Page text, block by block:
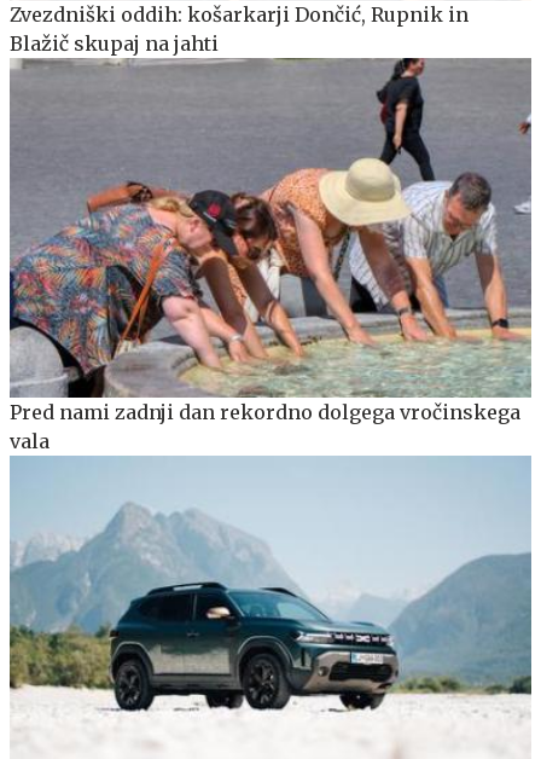
Zvezdniški oddih: košarkarji Dončić, Rupnik in
Blažič skupaj na jahti
Pred nami zadnji dan rekordno dolgega vročinskega
vala